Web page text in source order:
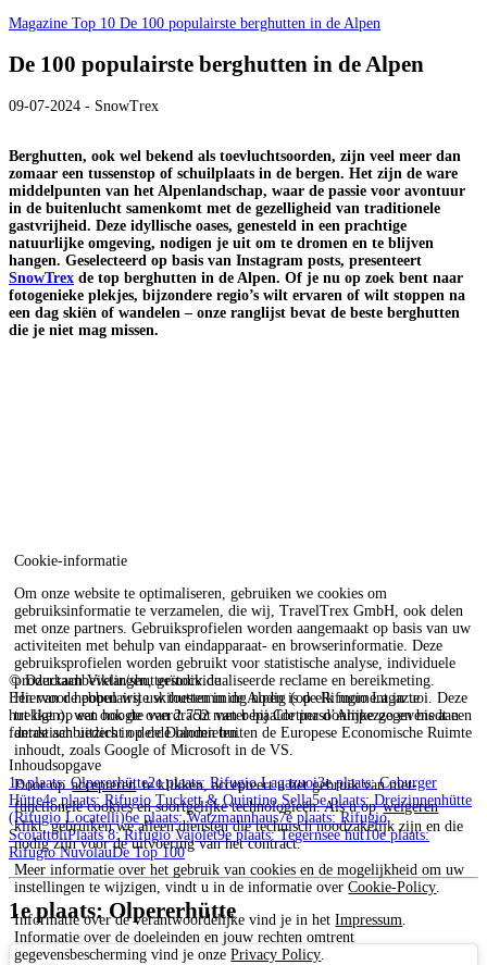
Cookie-informatie
Om onze website te optimaliseren, gebruiken we cookies om
gebruiksinformatie te verzamelen, die wij, TravelTrex GmbH, ook delen
met onze partners. Gebruiksprofielen worden aangemaakt op basis van uw
activiteiten met behulp van eindapparaat- en browserinformatie. Deze
gebruiksprofielen worden gebruikt voor statistische analyse, individuele
productaanbevelingen, geïndividualiseerde reclame en bereikmeting.
Hiervoor hebben wij uw toestemming nodig (op elk moment in te
trekken), wat ook de overdracht van bepaalde persoonlijke gegevens aan
derde aanbieders in derde landen buiten de Europese Economische Ruimte
inhoudt, zoals Google of Microsoft in de VS.
Door op accepterente klikken, accepteert u het gebruik van niet-
functionele cookies en soortgelijke technologieën. Als u opweigeren
klikt, gebruiken we alleen diensten die technisch noodzakelijk zijn en die
nodig zijn voor de uitvoering van het contract.
Meer informatie over het gebruik van cookies en de mogelijkheid om uw
instellingen te wijzigen, vindt u in de informatie overCookie-Policy.
Informatie over de verantwoordelijke vind je in hetImpressum.
Informatie over de doeleinden en jouw rechten omtrent
gegevensbescherming vind je onzePrivacy Policy.
Magazine Top 10 De 100 populairste berghutten in de Alpen
De 100 populairste berghutten in de Alpen
09-07-2024 - SnowTrex
Berghutten, ook wel bekend als toevluchtsoorden, zijn veel meer dan
zomaar een tussenstop of schuilplaats in de bergen. Het zijn de ware
middelpunten van het Alpenlandschap, waar de passie voor avontuur
in de buitenlucht samenkomt met de gezelligheid van traditionele
gastvrijheid. Deze idyllische oases, genesteld in een prachtige
natuurlijke omgeving, nodigen je uit om te dromen en te blijven
hangen. Geselecteerd op basis van Instagram posts, presenteert
SnowTrex de top berghutten in de Alpen. Of je nu op zoek bent naar
fotogenieke plekjes, bijzondere regio’s wilt ervaren of wilt stoppen na
een dag skiën of wandelen – onze ranglijst bevat de beste berghutten
die je niet mag missen.
© Dzerkach Viktar/shutterstock.de
Een van de populairste skihutten in de Alpen is de Rifugio Lagazuoi. Deze
hut ligt op een hoogte van 2.752 meter bij Cortina d’Ampezzo en biedt een
fantastisch uitzicht op de Dolomieten.
Inhoudsopgave
1e plaats: Olpererhütte2e plaats: Rifugio Lagazuoi3e plaats: Coburger
Hütte4e plaats: Rifugio Tuckett & Quintino Sella5e plaats: Dreizinnenhütte
(Rifugio Locatelli)6e plaats: Watzmannhaus7e plaats: Rifugio
ScoiattoliPlaats 8: Rifugio Vajolet9e plaats: Tegernsee hut10e plaats:
Rifugio NuvolauDe Top 100
1e plaats: Olpererhütte